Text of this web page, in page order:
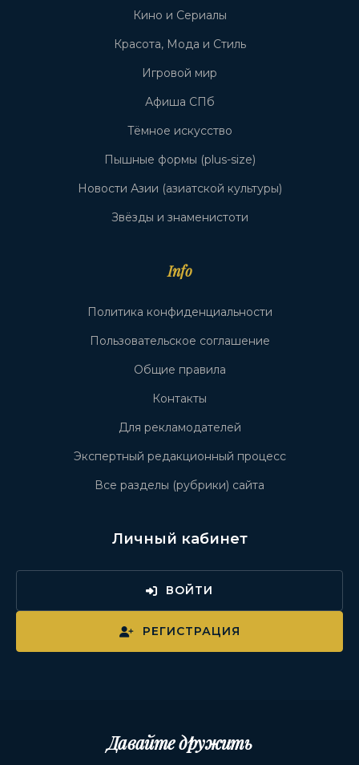
Кино и Сериалы
Красота, Мода и Стиль
Игровой мир
Афиша СПб
Тёмное искусство
Пышные формы (plus-size)
Новости Азии (азиатской культуры)
Звёзды и знаменистоти
Info
Политика конфиденциальности
Пользовательское соглашение
Общие правила
Контакты
Для рекламодателей
Экспертный редакционный процесс
Все разделы (рубрики) сайта
Личный кабинет
ВОЙТИ
РЕГИСТРАЦИЯ
Давайте дружить